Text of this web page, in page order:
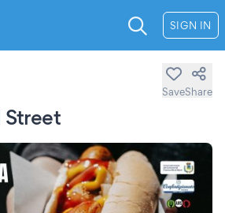
SIGN IN
Street
SaveShare